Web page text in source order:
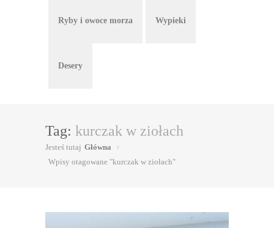
Ryby i owoce morza Wypieki
Desery
Tag: kurczak w ziołach
Jesteś tutaj Główna
Wpisy otagowane "kurczak w ziołach"